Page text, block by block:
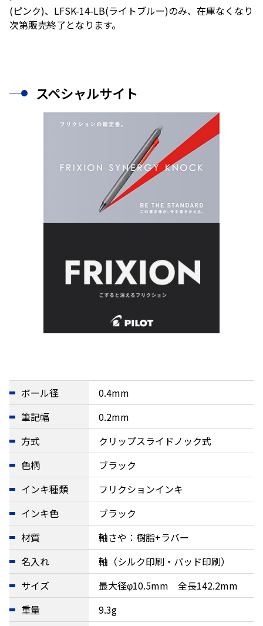
(ピンク)、LFSK-14-LB(ライトブルー)のみ、在庫なくなり
次第販売終了となります。
スペシャルサイト
ボール径
0.4mm
筆記幅
0.2mm
方式
クリップスライドノック式
色柄
ブラック
インキ種類
フリクションインキ
インキ色
ブラック
材質
軸さや：樹脂+ラバー
名入れ
軸（シルク印刷・パッド印刷）
サイズ
最大径φ10.5mm 全長142.2mm
重量
9.3g